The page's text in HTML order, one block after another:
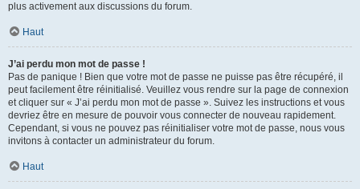
plus activement aux discussions du forum.
Haut
J’ai perdu mon mot de passe !
Pas de panique ! Bien que votre mot de passe ne puisse pas être récupéré, il
peut facilement être réinitialisé. Veuillez vous rendre sur la page de connexion
et cliquer sur « J’ai perdu mon mot de passe ». Suivez les instructions et vous
devriez être en mesure de pouvoir vous connecter de nouveau rapidement.
Cependant, si vous ne pouvez pas réinitialiser votre mot de passe, nous vous
invitons à contacter un administrateur du forum.
Haut